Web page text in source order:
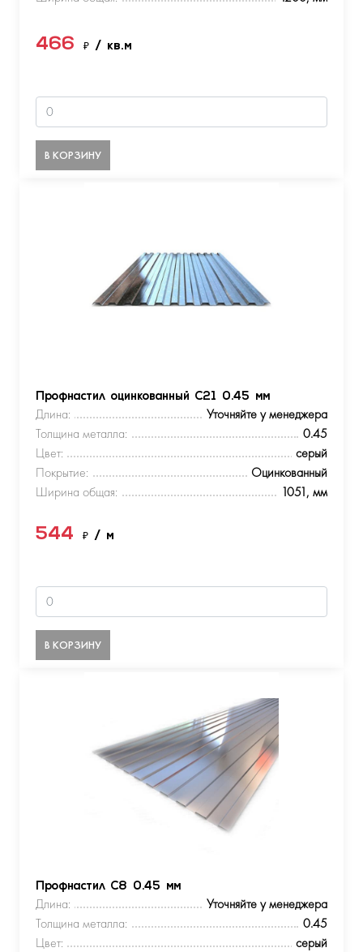
466 ₽ / кв.м
В КОРЗИНУ
Профнастил оцинкованный С21 0.45 мм
Длина:
Уточняйте у менеджера
Толщина металла:
0.45
Цвет:
серый
Покрытие:
Оцинкованный
Ширина общая:
1051, мм
544 ₽ / м
В КОРЗИНУ
Профнастил С8 0.45 мм
Длина:
Уточняйте у менеджера
Толщина металла:
0.45
Цвет:
серый